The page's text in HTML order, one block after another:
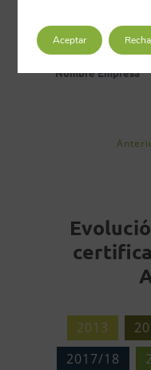
PORTUARIAS)
Nombre Empresa
2013
2017/18
Aceptar